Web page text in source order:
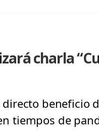
charla
beneficio
tiempos de